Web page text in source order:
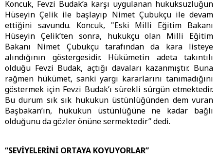
Koncuk, Fevzi Budak’a karşı uygulanan hukuksuzluğun
Hüseyin Çelik ile başlayıp Nimet Çubukçu ile devam
ettiğini savundu. Koncuk, "Eski Milli Eğitim Bakanı
Hüseyin Çelik’ten sonra, hukukçu olan Milli Eğitim
Bakanı Nimet Çubukçu tarafından da kara listeye
alındığının göstergesidir. Hükümetin adeta takıntılı
olduğu Fevzi Budak, açtığı davaları kazanmıştır. Buna
rağmen hükümet, sanki yargı kararlarını tanımadığını
göstermek için Fevzi Budak’ı sürekli sürgün etmektedir.
Bu durum sık sık hukukun üstünlüğünden dem vuran
Başbakan’ın, hukukun üstünlüğüne ne kadar bağlı
olduğunu da gözler önüne sermektedir” dedi.
“SEVİYELERİNİ ORTAYA KOYUYORLAR”